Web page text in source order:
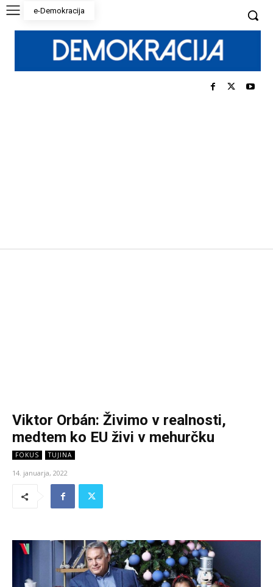
e-Demokracija
Viktor Orbán: Živimo v realnosti,
medtem ko EU živi v mehurčku
FOKUS TUJINA
14. januarja, 2022